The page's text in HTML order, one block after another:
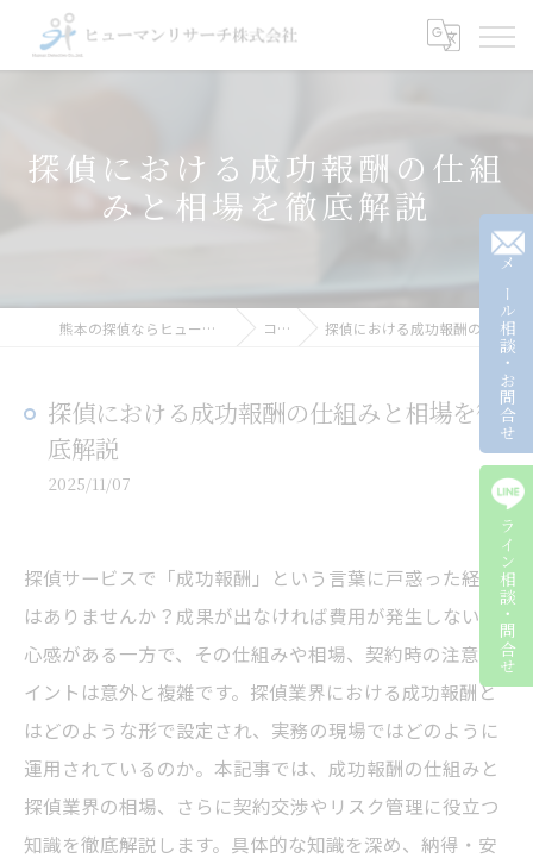
探偵における成功報酬の仕組
みと相場を徹底解説
熊本の探偵ならヒューマンリサーチ株式会社 コラム 探偵における成功報酬の仕組みと相場を徹底解説
探偵における成功報酬の仕組みと相場を徹
底解説
2025/11/07
探偵サービスで「成功報酬」という言葉に戸惑った経験
はありませんか？成果が出なければ費用が発生しない安
心感がある一方で、その仕組みや相場、契約時の注意ポ
イントは意外と複雑です。探偵業界における成功報酬と
はどのような形で設定され、実務の現場ではどのように
運用されているのか。本記事では、成功報酬の仕組みと
探偵業界の相場、さらに契約交渉やリスク管理に役立つ
知識を徹底解説します。具体的な知識を深め、納得・安
メール相談・お問合せ
ライン相談・問合せ